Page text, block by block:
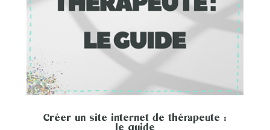
Créer un site internet de thérapeute :
le guide